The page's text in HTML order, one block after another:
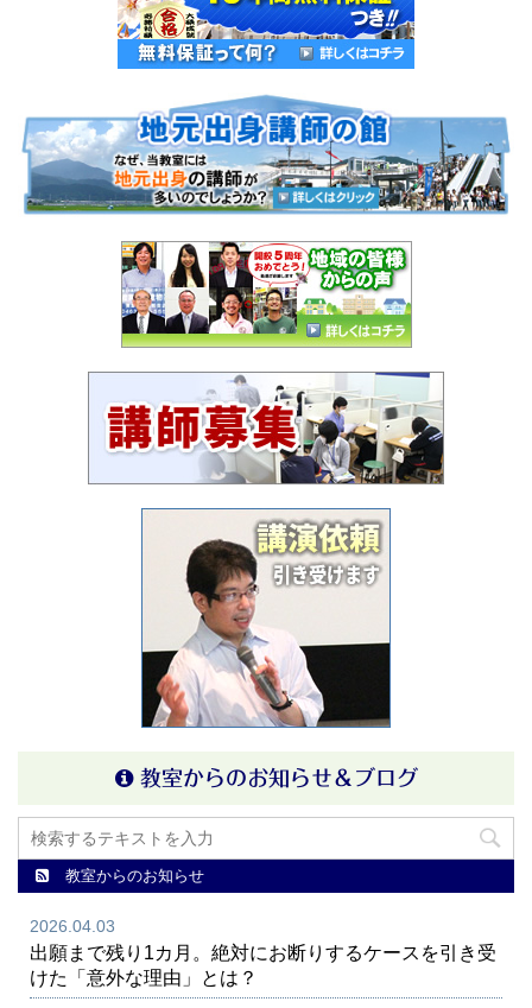
教室からのお知らせ＆ブログ
教室からのお知らせ
2026.04.03
出願まで残り1カ月。絶対にお断りするケースを引き受
けた「意外な理由」とは？